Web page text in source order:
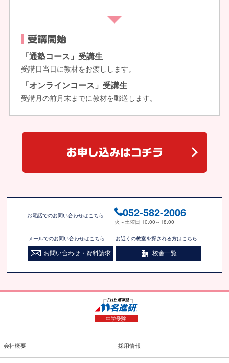
受講開始
「通塾コース」受講生
受講日当日に教材をお渡しします。
「オンラインコース」受講生
受講月の前月末までに教材を郵送します。
お申し込みはコチラ
お電話でのお問い合わせはこちら 052-582-2006
火～土曜日 10:00～18:00
メールでのお問い合わせはこちら
お問い合わせ・資料請求
お近くの教室を探される方はこちら
校舎一覧
中学受験
会社概要 採用情報